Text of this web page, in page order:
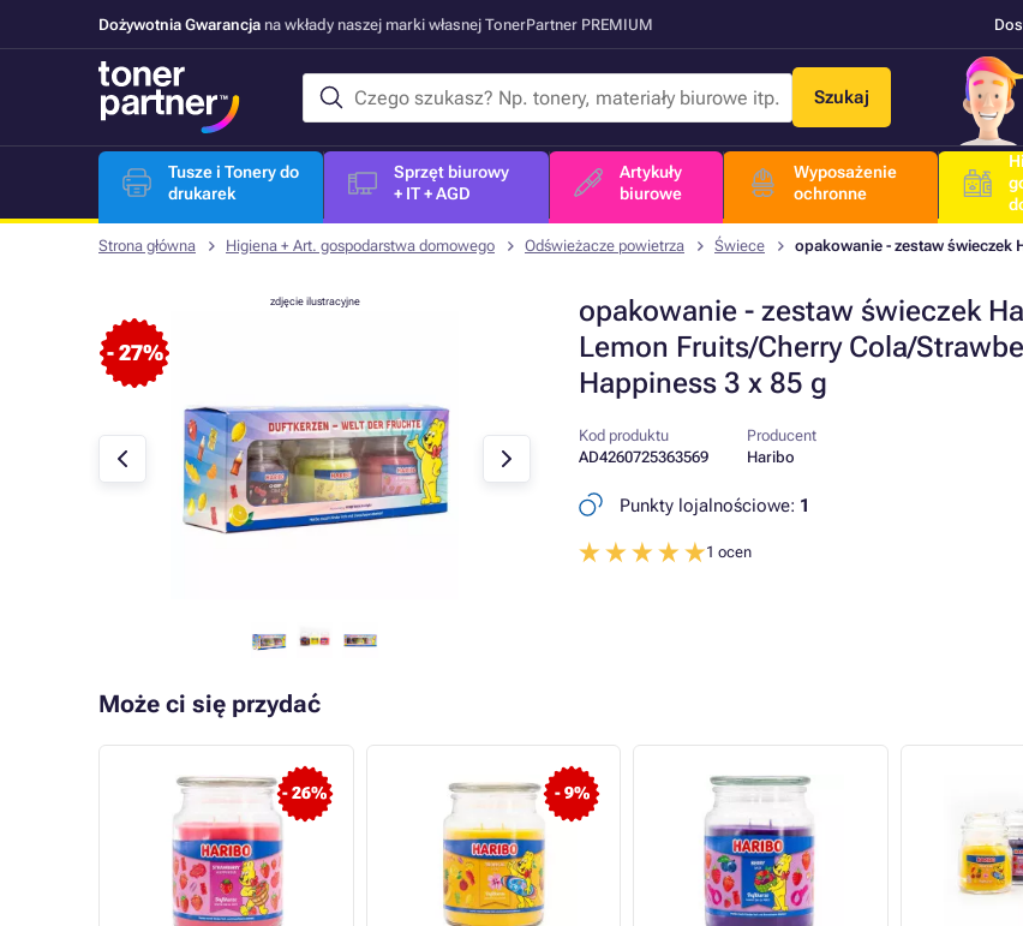
Dożywotnia Gwarancja na wkłady naszej marki własnej TonerPartner PREMIUM
Szukaj
Tusze i Tonery do
drukarek
Sprzęt biurowy
+ IT + AGD
Artykuły
biurowe
Wyposażenie
ochronne
Strona główna Higiena + Art. gospodarstwa domowego Odświeżacze powietrza Świece opakowanie - zestaw świeczek
opakowanie - zestaw świeczek
Lemon Fruits/Cherry Cola/
Happiness 3 x 85 g
- 27%
zdjęcie ilustracyjne
Kod produktu
AD4260725363569
Producent
Haribo
Punkty lojalnościowe: 1
1 ocen
Może ci się przydać
- 26% - 9%